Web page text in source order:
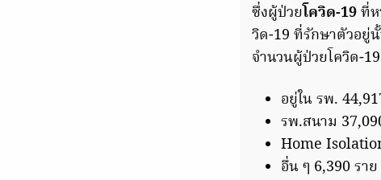
ซึ่งผู้ป่วยโควิด-19ที่
วิด-19 ที่รักษาตัวอยู่
จำนวนผู้ป่วยโควิด-
อยู่ใน รพ.
รพ.สนาม
Home
อื่น ๆ 6,390 รา